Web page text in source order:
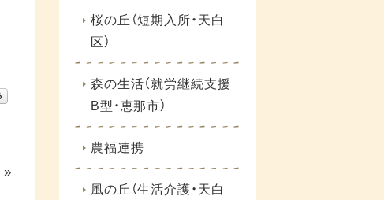
»
桜の丘（短期入所・天白
区）
森の生活（就労継続支援
B型・恵那市）
農福連携
風の丘（生活介護・天白